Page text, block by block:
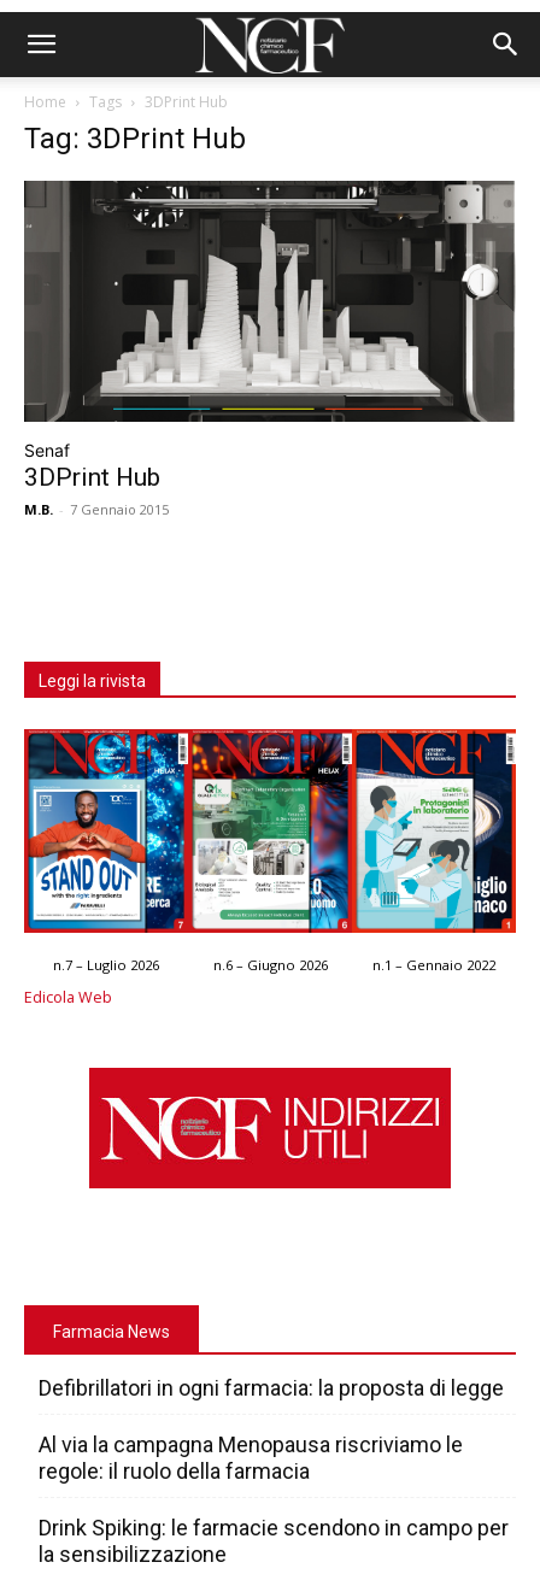
Home Tags 3DPrint Hub
Tag: 3DPrint Hub
Senaf
3DPrint Hub
M.B. - 7 Gennaio 2015
Leggi la rivista
n.7 – Luglio 2026 n.6 – Giugno 2026 n.1 – Gennaio 2022
Edicola Web
Farmacia News
Defibrillatori in ogni farmacia: la proposta di legge
Al via la campagna Menopausa riscriviamo le
regole: il ruolo della farmacia
Drink Spiking: le farmacie scendono in campo per
la sensibilizzazione